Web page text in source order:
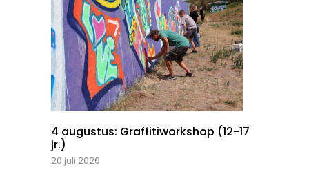
4 augustus: Graffitiworkshop (12-17
jr.)
20 juli 2026